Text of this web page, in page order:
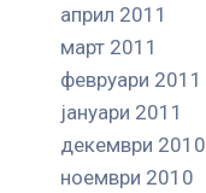
април 2011
март 2011
февруари 2011
јануари 2011
декември 2010
ноември 2010